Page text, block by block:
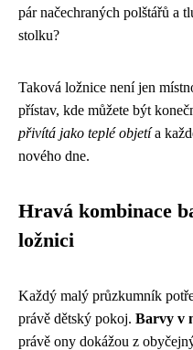
pár načechraných polštářů a
stolku?
Taková ložnice není jen
přístav, kde můžete být
přivítá jako teplé objetía
nového dne.
Hravá kombinace
ložnici
Každý malý průzkumník
právě dětský pokoj. Barvy v
právě ony dokážou z